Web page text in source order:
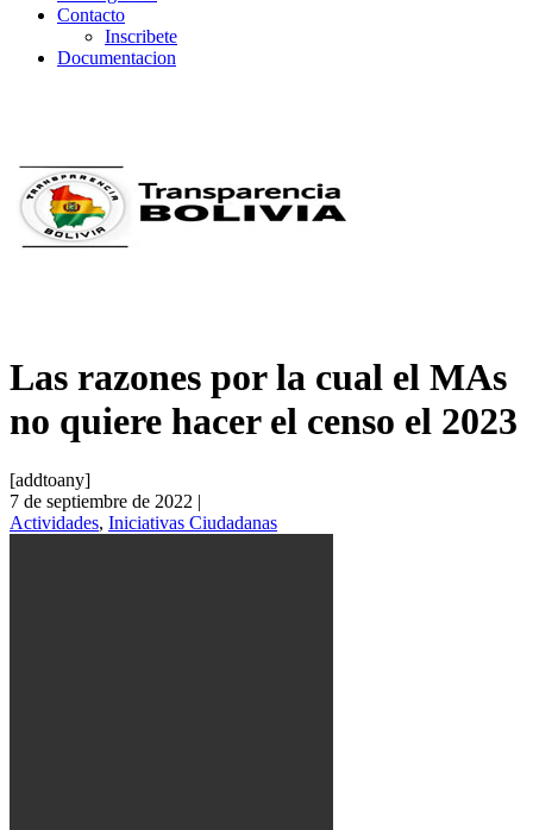
Contacto
Inscribete
Documentacion
Las razones por la cual el MAs
no quiere hacer el censo el 2023
[addtoany]
7 de septiembre de 2022 |
Actividades, Iniciativas Ciudadanas